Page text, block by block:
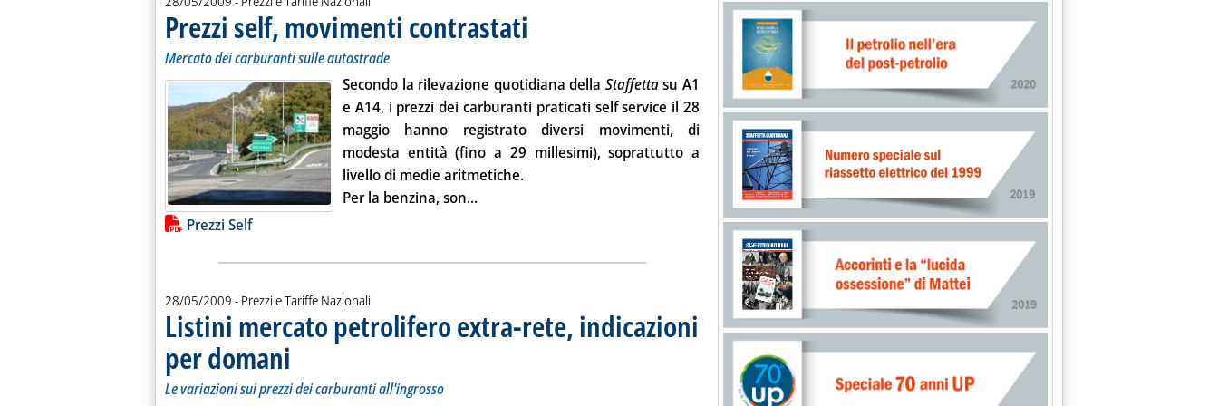
Prezzi self, movimenti contrastati . Sottotitolo: Mercato dei carburanti sulle autostrade
Mercato dei carburanti sulle autostrade
Secondo la rilevazione quotidiana della Staffettasu A1
e A14, i prezzidei carburanti praticati self service il28
maggio hanno registrato diversi movimenti, di
modesta entità (fino a 29 millesimi), soprattutto a
livello di medie aritmetiche.
Per la benzina, son...Leggi tutta la notizia: 'Prezzi self, movimenti contrastati'
Lista allegati PDF alla notizia
Prezzi Self
28/05/2009 - Prezzi e Tariffe Nazionali
Listini mercato petrolifero extra-rete, indicazioni
per domani . Sottotitolo: Le variazioni sui prezzi dei carburanti all'ingrosso
. Pubblicata giovedì 28 maggio 2009 alle 9.29.
Le variazioni sui prezzi dei carburanti all'ingrosso